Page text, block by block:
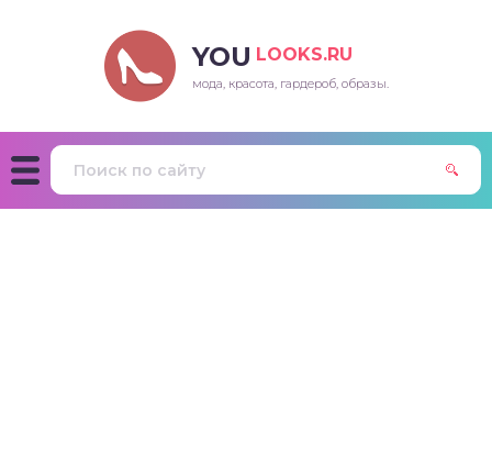
YOU LOOKS.RU
мода, красота, гардероб, образы.